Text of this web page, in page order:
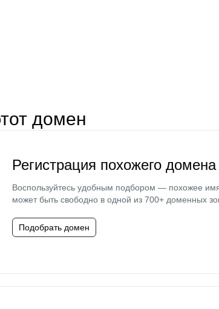
домен
Регистрация похожего домена
Воспользуйтесь удобным подбором — похожее
может быть свободно в одной из 700+ доменных
Подобрать домен